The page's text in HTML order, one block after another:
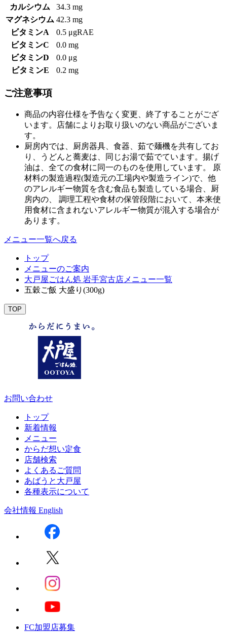
カルシウム
34.3 mg
マグネシウム 42.3 mg
ビタミンA
0.5 μgRAE
ビタミンC
0.0 mg
ビタミンD
0.0 μg
ビタミンE
0.2 mg
ご注意事項
商品の内容仕様を予告なく変更、終了することがござ
います。店舗によりお取り扱いのない商品がございま
す。
厨房内では、厨房器具、食器、茹で麺機を共有してお
り、うどんと蕎麦は、同じお湯で茹でています。揚げ
油は、全ての食材に同一のものを使用しています。 原
材料の製造過程(製造元の工場内や製造ライン)で、他
のアレルギー物質を含む食品も製造している場合、厨
房内の、 調理工程や食材の保管段階において、本来使
用食材に含まれないアレルギー物質が混入する場合が
あります。
メニュー一覧へ戻る
トップ
メニューのご案内
大戸屋ごはん処 岩手宮古店メニュー一覧
五穀ご飯 大盛り(300g)
TOP
お問い合わせ
トップ
新着情報
メニュー
からだ想い定食
店舗検索
よくあるご質問
あばうと大戸屋
各種表示について
会社情報 English
FC加盟店募集